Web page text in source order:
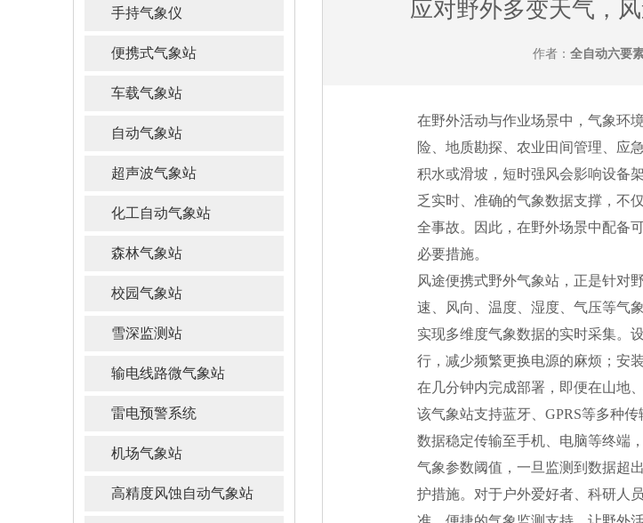
手持气象仪
便携式气象站
车载气象站
自动气象站
超声波气象站
化工自动气象站
森林气象站
校园气象站
雪深监测站
输电线路微气象站
雷电预警系统
机场气象站
高精度风蚀自动气象站
应对野外多变天气，
作者： 全自动六要
在野外活动与作业场景中，气象环
险、地质勘探、农业田间管理、
积水或滑坡，短时强风会影响设备
乏实时、准确的气象数据支撑，不
全事故。因此，在野外场景中配备
必要措施。
风途便携式野外气象站，正是针对
速、风向、温度、湿度、气压等气
实现多维度气象数据的实时采集。
行，减少频繁更换电源的麻烦；安
在几分钟内完成部署，即便在山地
该气象站支持蓝牙、GPRS等多种
数据稳定传输至手机、电脑等终端
气象参数阈值，一旦监测到数据超
护措施。对于户外爱好者、科研人